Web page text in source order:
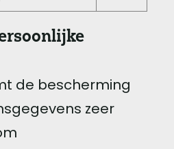
de bescherming
zeer